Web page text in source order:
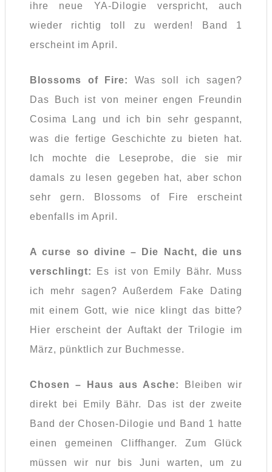
ihre neue YA-Dilogie verspricht, auch
wieder richtig toll zu werden! Band 1
erscheint im April.
Blossoms of Fire:
Was soll ich sagen?
Das Buch ist von meiner engen Freundin
Cosima Lang und ich bin sehr gespannt,
was die fertige Geschichte zu bieten hat.
Ich mochte die Leseprobe, die sie mir
damals zu lesen gegeben hat, aber schon
sehr gern. Blossoms of Fire erscheint
ebenfalls im April.
A curse so divine – Die Nacht, die uns
verschlingt:
Es ist von Emily Bähr. Muss
ich mehr sagen? Außerdem Fake Dating
mit einem Gott, wie nice klingt das bitte?
Hier erscheint der Auftakt der Trilogie im
März, pünktlich zur Buchmesse.
Chosen – Haus aus Asche:
Bleiben wir
direkt bei Emily Bähr. Das ist der zweite
Band der Chosen-Dilogie und Band 1 hatte
einen gemeinen Cliffhanger. Zum Glück
müssen wir nur bis Juni warten, um zu